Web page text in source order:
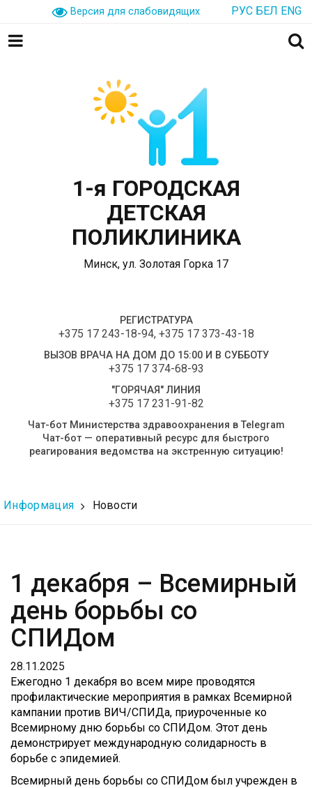
Версия для слабовидящих РУС БЕЛ ENG
1-я ГОРОДСКАЯ
ДЕТСКАЯ
ПОЛИКЛИНИКА
Минск, ул. Золотая Горка 17
РЕГИСТРАТУРА
+375 17 243-18-94, +375 17 373-43-18
ВЫЗОВ ВРАЧА НА ДОМ ДО 15:00 И В СУББОТУ
+375 17 374-68-93
"ГОРЯЧАЯ" ЛИНИЯ
+375 17 231-91-82
Чат-бот Министерства здравоохранения в Telegram
Чат-бот — оперативный ресурс для быстрого
реагирования ведомства на экстренную ситуацию!
Информация Новости
1 декабря – Всемирный
день борьбы со
СПИДом
28.11.2025
Ежегодно 1 декабря во всем мире проводятся
профилактические мероприятия в рамках Всемирной
кампании против ВИЧ/СПИДа, приуроченные ко
Всемирному дню борьбы со СПИДом. Этот день
демонстрирует международную солидарность в
борьбе с эпидемией.
Всемирный день борьбы со СПИДом был учрежден в